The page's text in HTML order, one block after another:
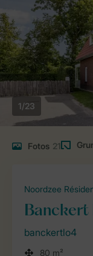
1/23
Fotos 21
Noordzee
Banckert
banckertlo4
80 m²